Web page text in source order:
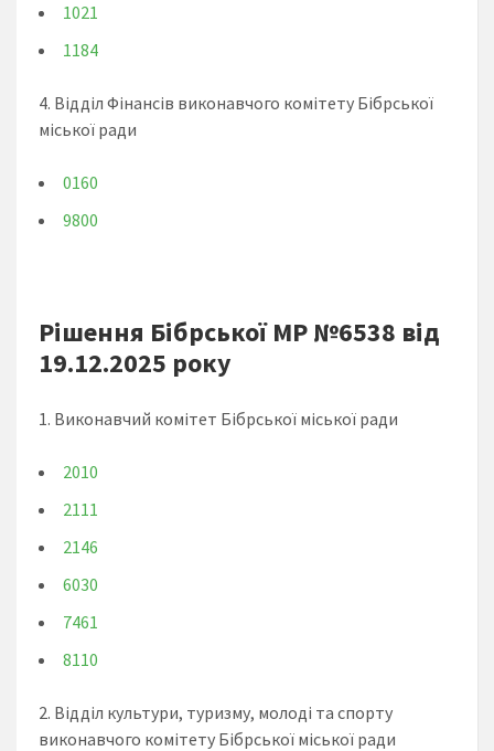
1021
1184
4. Відділ Фінансів виконавчого комітету Бібрської
міської ради
0160
9800
Рішення Бібрської МР №6538 від
19.12.2025 року
1. Виконавчий комітет Бібрської міської ради
2010
2111
2146
6030
7461
8110
2. Відділ культури, туризму, молоді та спорту
виконавчого комітету Бібрської міської ради